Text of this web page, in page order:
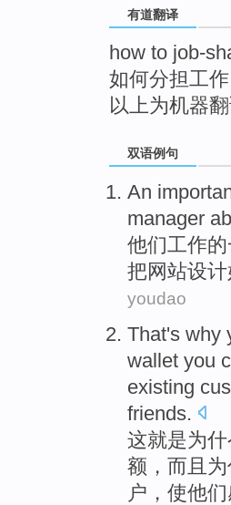
有道翻译
how to job-
如何分担工作
以上为机器
双语例句
An
manager
他们工作的
把网站设计
youdao
That's why
wallet you
existing
friends.
这就是为什
额 ， 而且
户 ， 使他们